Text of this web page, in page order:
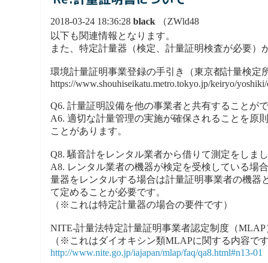
2018-03-24 18:36:28black （ZWld48
以下も関連情報となります。
また、特定計量器（検定、計量証明検査が必要）
環境計量証明事業登録の手引き（東京都計量検定所
https://www.shouhiseikatu.metro.tokyo.jp/keiryo/
Q6. 計量証明設備を他の事業者と共有することがで
A6. 適切な計量管理の実施が確保されることを原
ことがあります。
Q8. 騒音計をレンタル業者から借りて測定をしま
A8. レンタル業者の機器が検定を受検している場
量器をレンタルする場合は計量証明事業者の機
て定めることが必要です。
（※これは特定計量器の場合の要件です）
NITE-計量法特定計量証明事業者認定制度（MLAP
（※これはダイオキシン類MLAPに関する内容で
http://www.nite.go.jp/iajapan/mlap/faq/qa8.html#n13-01